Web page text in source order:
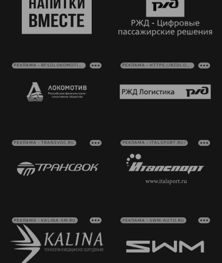
РЕКЛАМА • RFSOLOKOMOTIV.RU РЕКЛАМА • HTTPS://RZDLOG.RU/
РЕКЛАМА • TRANSVOC.RU РЕКЛАМА • ITALSPORT.RU/
РЕКЛАМА • KALINA-SM.RU РЕКЛАМА • SWM-AUTO.RU